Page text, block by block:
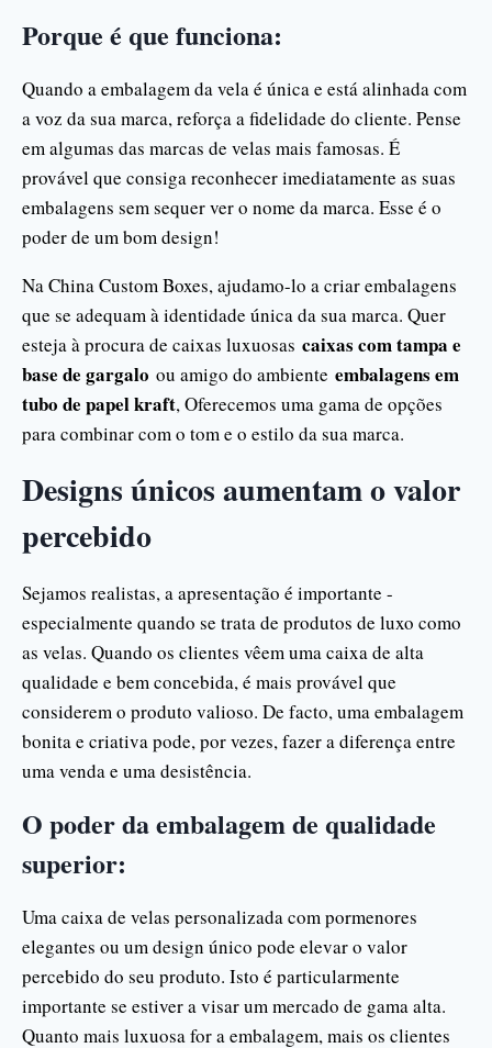
Porque é que funciona:
Quando a embalagem da vela é única e está alinhada com
a voz da sua marca, reforça a fidelidade do cliente. Pense
em algumas das marcas de velas mais famosas. É
provável que consiga reconhecer imediatamente as suas
embalagens sem sequer ver o nome da marca. Esse é o
poder de um bom design!
Na China Custom Boxes, ajudamo-lo a criar embalagens
que se adequam à identidade única da sua marca. Quer
esteja à procura de caixas luxuosas caixas com tampa e
base de gargalo ou amigo do ambiente embalagens em
tubo de papel kraft, Oferecemos uma gama de opções
para combinar com o tom e o estilo da sua marca.
Designs únicos aumentam o valor
percebido
Sejamos realistas, a apresentação é importante -
especialmente quando se trata de produtos de luxo como
as velas. Quando os clientes vêem uma caixa de alta
qualidade e bem concebida, é mais provável que
considerem o produto valioso. De facto, uma embalagem
bonita e criativa pode, por vezes, fazer a diferença entre
uma venda e uma desistência.
O poder da embalagem de qualidade
superior:
Uma caixa de velas personalizada com pormenores
elegantes ou um design único pode elevar o valor
percebido do seu produto. Isto é particularmente
importante se estiver a visar um mercado de gama alta.
Quanto mais luxuosa for a embalagem, mais os clientes